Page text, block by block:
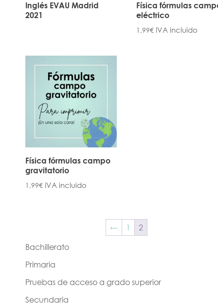
Inglés EVAU Madrid
2021
Física fórmulas
eléctrico
1,99€ IVA incluido
Física fórmulas campo
gravitatorio
1,99€ IVA incluido
← 1
2
Bachillerato
Primaria
Pruebas de acceso a grado superior
Secundaria